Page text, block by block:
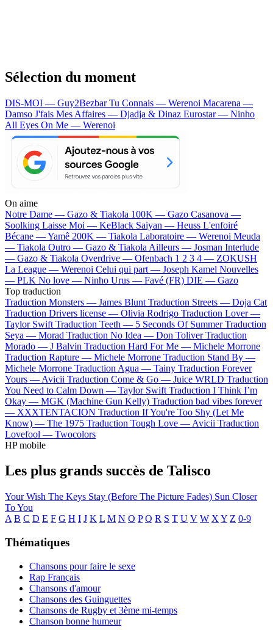
Sélection du moment
DIS-MOI — Guy2BezbarTu Connais — Werenoi Macarena —
Damso J'fais Mes Affaires — Djadja & Dinaz Eurostar — Ninho
All Eyes On Me — Werenoi
On aime
Notre Dame — Gazo & Tiakola 100K — Gazo Casanova —
Soolking Laisse Moi — KeBlack Saiyan — Heuss L'enfoiré
Bécane —Yamê 200K — Tiakola Laboratoire — Werenoi Meuda
— Tiakola Outro — Gazo & Tiakola Ailleurs — Josman Interlude
— Gazo & Tiakola Overdrive — Ofenbach 1 2 3 4 — ZOKUSH
La League — Werenoi Celui qui part — Joseph Kamel Nouvelles
— PLK No love — Ninho Urus — Favé (FR) DIE — Gazo
Top traduction
Traduction Monsters — James Blunt Traduction Streets — Doja Cat
Traduction Drivers license — Olivia Rodrigo Traduction Lover —
Taylor Swift Traduction Teeth — 5 Seconds Of Summer Traduction
Seya — Morad Traduction No Idea — Don Toliver Traduction
Morado — J Balvin Traduction Hard For Me — Michele Morrone
Traduction Rapture — Michele Morrone Traduction Stand By —
Michele Morrone Traduction Agua — Tainy Traduction Forever
Yours — Avicii Traduction Come & Go — Juice WRLD Traduction
You Need to Calm Down — Taylor Swift Traduction I Think I’m
Okay — MGK (Machine Gun Kelly) Traduction bad vibes forever
— XXXTENTACION Traduction If You're Too Shy (Let Me
Know) — The 1975 Traduction Tough Love — Avicii Traduction
Lovefool — Twocolors
HP mobile
Les plus grands succès de Talisco
Your Wish The Keys Stay (Before The Picture Fades) Sun Closer
To You
A B C D E F G H I J K L M N O P Q R S T U V W X Y Z 0-9
Thématiques
Chansons pour faire le sexe
Rap Français
Chansons d'amour
Chansons des Guinguettes
Chansons de Rugby et 3ème mi-temps
Chanson bonne humeur